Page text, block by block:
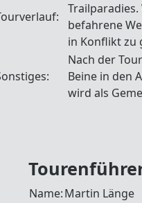
befahrene
in Konflikt zu
Nach der
Beine in den
wird als
Name:Martin Länge